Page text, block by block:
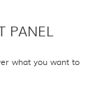
PANEL
what you want to